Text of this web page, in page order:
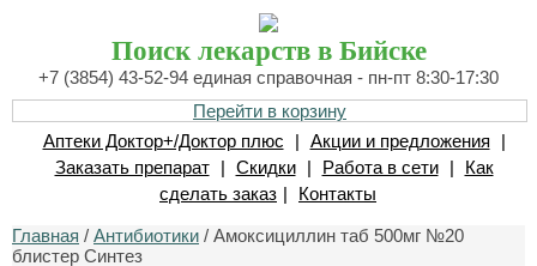
Поиск лекарств в Бийске
+7 (3854) 43-52-94 единая справочная - пн-пт 8:30-17:30
Перейти в корзину
Аптеки Доктор+/Доктор плюс
| Акции и предложения
|
Заказать препарат
| Скидки | Работа в сети |
Как
сделать заказ | Контакты
Главная / Антибиотики / Амоксициллин таб 500мг №20
блистер Синтез